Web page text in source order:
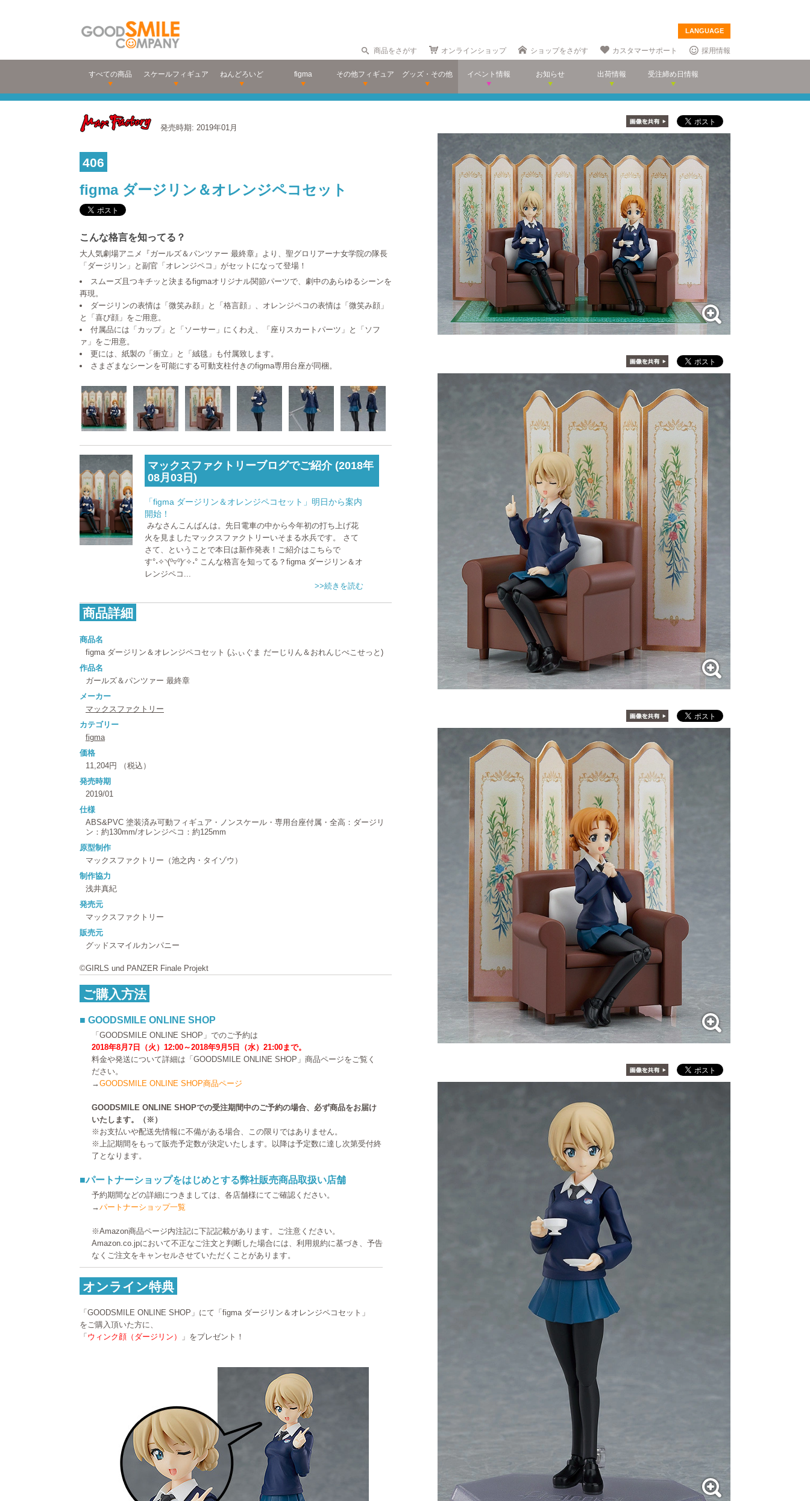
LANGUAGE
商品をさがす オンラインショップ ショップをさがす カスタマーサポート 採用情報
すべての商品 スケールフィギュア ねんどろいど figma その他フィギュア グッズ・その他 イベント情報 お知らせ 出荷情報 受注締め日情報
発売時期: 2019年01月
406
figma ダージリン＆オレンジペコセット
こんな格言を知ってる？
大人気劇場アニメ『ガールズ＆パンツァー 最終章』より、聖グロリアーナ女学院の隊長
「ダージリン」と副官「オレンジペコ」がセットになって登場！
スムーズ且つキチッと決まるfigmaオリジナル関節パーツで、劇中のあらゆるシーンを
再現。
ダージリンの表情は「微笑み顔」と「格言顔」、オレンジペコの表情は「微笑み顔」
と「喜び顔」をご用意。
付属品には「カップ」と「ソーサー」にくわえ、「座りスカートパーツ」と「ソフ
ァ」をご用意。
更には、紙製の「衝立」と「絨毯」も付属致します。
さまざまなシーンを可能にする可動支柱付きのfigma専用台座が同梱。
マックスファクトリーブログでご紹介 (2018年
08月03日)
「figma ダージリン＆オレンジペコセット」明日から案内
開始！
みなさんこんばんは。先日電車の中から今年初の打ち上げ花
火を見ましたマックスファクトリーいそまる水兵です。 さて
さて、ということで本日は新作発表！ご紹介はこちらで
す°˖✧◝(⁰▿⁰)◜✧˖° こんな格言を知ってる？figma ダージリン＆オ
レンジペコ...
>>続きを読む
商品詳細
商品名
figma ダージリン＆オレンジペコセット (ふぃぐま だーじりん＆おれんじぺこせっと)
作品名
ガールズ＆パンツァー 最終章
メーカー
マックスファクトリー
カテゴリー
figma
価格
11,204円 （税込）
発売時期
2019/01
仕様
ABS&PVC 塗装済み可動フィギュア・ノンスケール・専用台座付属・全高：ダージリ
ン：約130mm/オレンジペコ：約125mm
原型制作
マックスファクトリー（池之内・タイゾウ）
制作協力
浅井真紀
発売元
マックスファクトリー
販売元
グッドスマイルカンパニー
©GIRLS und PANZER Finale Projekt
ご購入方法
■ GOODSMILE ONLINE SHOP
「GOODSMILE ONLINE SHOP」でのご予約は
2018年8月7日（火）12:00～2018年9月5日（水）21:00まで。
料金や発送について詳細は「GOODSMILE ONLINE SHOP」商品ページをご覧く
ださい。
→GOODSMILE ONLINE SHOP商品ページ
GOODSMILE ONLINE SHOPでの受注期間中のご予約の場合、必ず商品をお届け
いたします。（※）
※お支払いや配送先情報に不備がある場合、この限りではありません。
※上記期間をもって販売予定数が決定いたします。以降は予定数に達し次第受付終
了となります。
■パートナーショップをはじめとする弊社販売商品取扱い店舗
予約期間などの詳細につきましては、各店舗様にてご確認ください。
→パートナーショップ一覧
※Amazon商品ページ内注記に下記記載があります。ご注意ください。
Amazon.co.jpにおいて不正なご注文と判断した場合には、利用規約に基づき、予告
なくご注文をキャンセルさせていただくことがあります。
オンライン特典
「GOODSMILE ONLINE SHOP」にて「figma ダージリン＆オレンジペコセット」
をご購入頂いた方に、
「ウィンク顔（ダージリン） 」をプレゼント！